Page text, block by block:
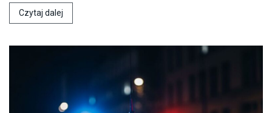
Czytaj dalej